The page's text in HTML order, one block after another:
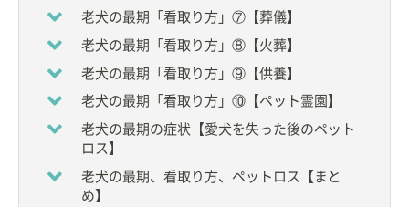
や病気から守る本
」愛犬の友編集部
【ペットへの想い、職業上のペットとのかかわり】
18歳でトリマーとなり、以来ずっとペットの仕事を
しています。
ペットとその家族のサポートをしたい、的確なアド
バイスをしたいという思いから、トリマーとして働
きながら獣医師、ドッグトレーナーになりました。
プロ(トリマー、動物看護師、トレーナー)の三位一体
のペットの健康管理、0.5次医療の提案をしていま
老犬の最期「看取り方」⑦【葬儀】
老犬の最期「看取り方」⑧【火葬】
老犬の最期「看取り方」⑨【供養】
老犬の最期「看取り方」⑩【ペット霊園】
老犬の最期の症状【愛犬を失った後のペット
ロス】
老犬の最期、看取り方、ペットロス【まと
め】